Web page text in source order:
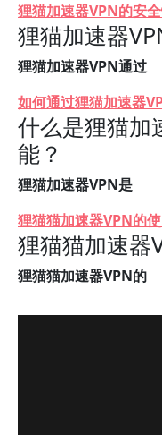
狸猫加速器VPN的安
狸猫加速器
狸猫加速器VPN通过
如何通过狸猫加速器
什么是狸猫加
能？
狸猫加速器VPN是
狸猫猫加速器VPN的
狸猫猫加速器
狸猫猫加速器VPN的